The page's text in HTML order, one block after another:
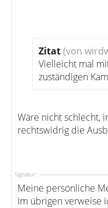
Zitat(von
Vielleicht mal
zuständigen
Wäre nicht schlecht,
rechtswidrig die
Signatur:
Meine persönliche
Im übrigen verweise